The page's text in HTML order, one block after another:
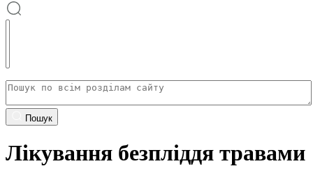
Пошук
Лікування безпліддя травами